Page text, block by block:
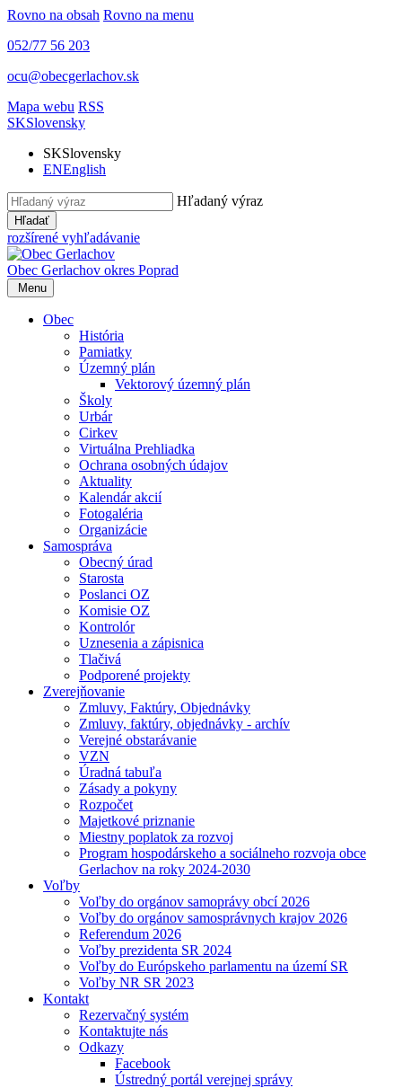
Rovno na obsah Rovno na menu
052/77 56 203
ocu@obecgerlachov.sk
Mapa webu RSS
SKSlovensky
SKSlovensky
ENEnglish
Hľadaný výraz
Hľadať
rozšírené vyhľadávanie
Obec Gerlachov okres Poprad
Menu
Obec
História
Pamiatky
Územný plán
Vektorový územný plán
Školy
Urbár
Cirkev
Virtuálna Prehliadka
Ochrana osobných údajov
Aktuality
Kalendár akcií
Fotogaléria
Organizácie
Samospráva
Obecný úrad
Starosta
Poslanci OZ
Komisie OZ
Kontrolór
Uznesenia a zápisnica
Tlačivá
Podporené projekty
Zverejňovanie
Zmluvy, Faktúry, Objednávky
Zmluvy, faktúry, objednávky - archív
Verejné obstarávanie
VZN
Úradná tabuľa
Zásady a pokyny
Rozpočet
Majetkové priznanie
Miestny poplatok za rozvoj
Program hospodárskeho a sociálneho rozvoja obce
Gerlachov na roky 2024-2030
Voľby
Voľby do orgánov samoprávy obcí 2026
Voľby do orgánov samosprávnych krajov 2026
Referendum 2026
Voľby prezidenta SR 2024
Voľby do Európskeho parlamentu na území SR
Voľby NR SR 2023
Kontakt
Rezervačný systém
Kontaktujte nás
Odkazy
Facebook
Ústredný portál verejnej správy